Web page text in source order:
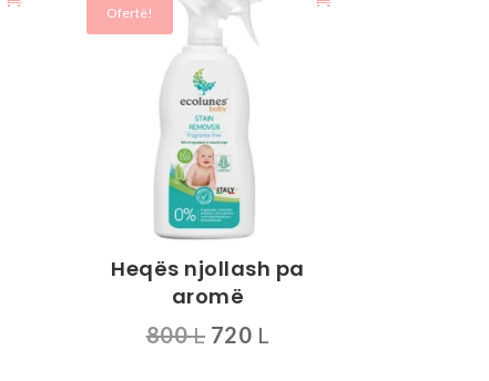
Ofertë!
Heqës njollash pa
aromë
800L Çmimi
720 L